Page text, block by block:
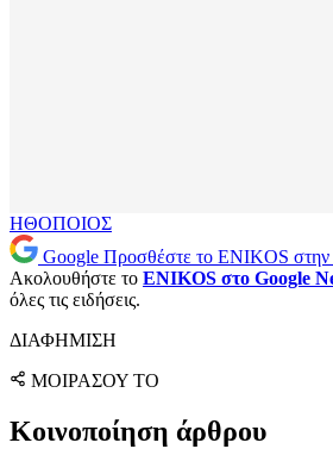
ΗΘΟΠΟΙΟΣ
Google Προσθέστε το ENIKOS
Ακολουθήστε το ENIKOS στο Google
όλες τις ειδήσεις.
ΔΙΑΦΗΜΙΣΗ
ΜΟΙΡΑΣΟΥ ΤΟ
Κοινοποίηση άρθρου